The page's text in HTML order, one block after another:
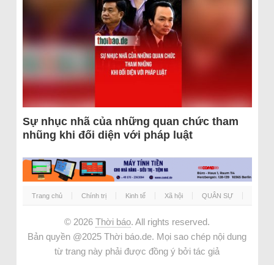
Sự nhục nhã của những quan chức tham
nhũng khi đối diện với pháp luật
Trang chủ Chính trị Kinh tế Xã hội QUÂN SỰ
© 2026 Thời báo. All rights reserved.
Bản quyền @2025 Thời báo.de. Mọi sao chép nội dung
từ trang này phải được đồng ý bởi tác giả